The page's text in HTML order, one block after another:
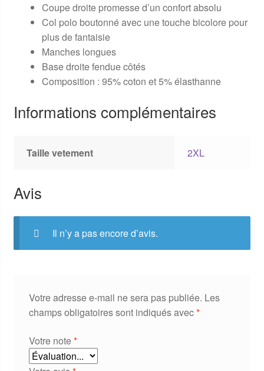
Coupe droite promesse d’un confort absolu
Col polo boutonné avec une touche bicolore pour
plus de fantaisie
Manches longues
Base droite fendue côtés
Composition : 95% coton et 5% élasthanne
Informations complémentaires
Taille vetement 2XL
Avis
Il n’y a pas encore d’avis.
Votre adresse e-mail ne sera pas publiée. Les
champs obligatoires sont indiqués avec*
Votre note*